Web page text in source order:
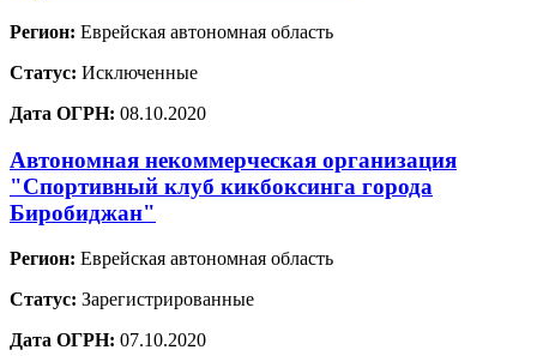
Регион: Еврейская автономная область
Статус: Исключенные
Дата ОГРН: 08.10.2020
Автономная некоммерческая организация
"Спортивный клуб кикбоксинга города
Биробиджан"
Регион: Еврейская автономная область
Статус: Зарегистрированные
Дата ОГРН: 07.10.2020